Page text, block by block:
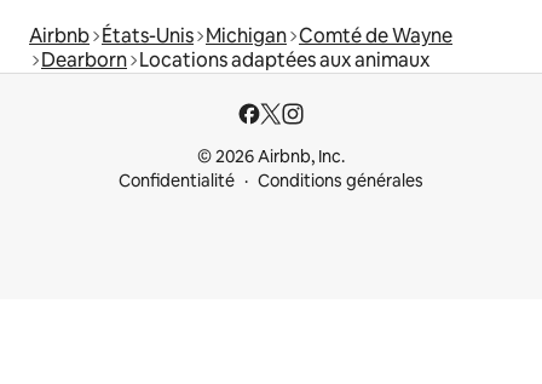
Airbnb États-Unis Michigan Comté de Wayne
Dearborn Locations adaptées aux animaux
© 2026 Airbnb, Inc.
Confidentialité
Conditions générales